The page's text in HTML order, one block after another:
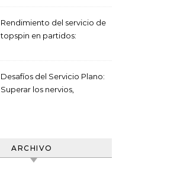
Rendimiento del servicio de
topspin en partidos:
Desafíos del Servicio Plano:
Superar los nervios,
ARCHIVO